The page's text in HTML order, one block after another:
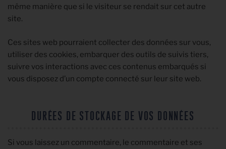
même manière que si le visiteur se rendait sur cet autre
site.
Ces sites web pourraient collecter des données sur vous,
utiliser des cookies, embarquer des outils de suivis tiers,
suivre vos interactions avec ces contenus embarqués si
vous disposez d’un compte connecté sur leur site web.
DURÉES DE STOCKAGE DE VOS DONNÉES
Si vous laissez un commentaire, le commentaire et ses